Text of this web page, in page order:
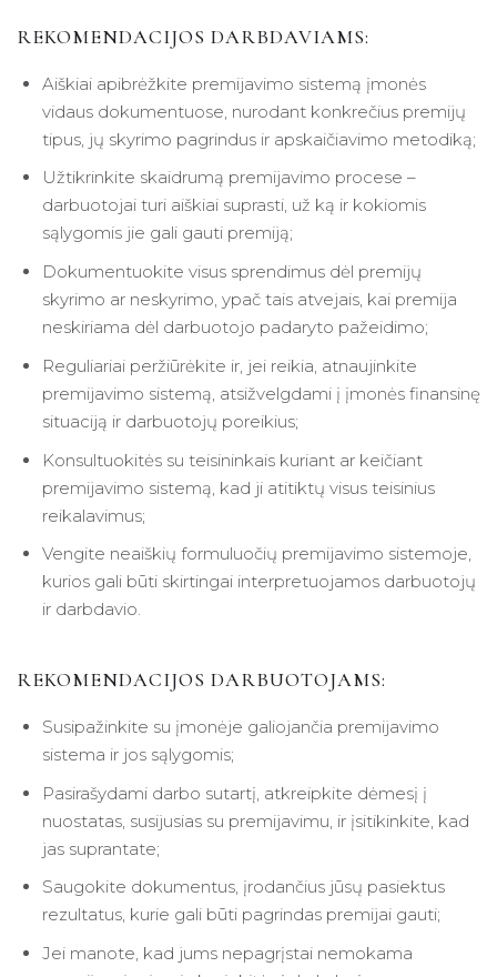
REKOMENDACIJOS DARBDAVIAMS:
Aiškiai apibrėžkite premijavimo sistemą įmonės
vidaus dokumentuose, nurodant konkrečius premijų
tipus, jų skyrimo pagrindus ir apskaičiavimo metodiką;
Užtikrinkite skaidrumą premijavimo procese –
darbuotojai turi aiškiai suprasti, už ką ir kokiomis
sąlygomis jie gali gauti premiją;
Dokumentuokite visus sprendimus dėl premijų
skyrimo ar neskyrimo, ypač tais atvejais, kai premija
neskiriama dėl darbuotojo padaryto pažeidimo;
Reguliariai peržiūrėkite ir, jei reikia, atnaujinkite
premijavimo sistemą, atsižvelgdami į įmonės finansinę
situaciją ir darbuotojų poreikius;
Konsultuokitės su teisininkais kuriant ar keičiant
premijavimo sistemą, kad ji atitiktų visus teisinius
reikalavimus;
Vengite neaiškių formuluočių premijavimo sistemoje,
kurios gali būti skirtingai interpretuojamos darbuotojų
ir darbdavio.
REKOMENDACIJOS DARBUOTOJAMS:
Susipažinkite su įmonėje galiojančia premijavimo
sistema ir jos sąlygomis;
Pasirašydami darbo sutartį, atkreipkite dėmesį į
nuostatas, susijusias su premijavimu, ir įsitikinkite, kad
jas suprantate;
Saugokite dokumentus, įrodančius jūsų pasiektus
rezultatus, kurie gali būti pagrindas premijai gauti;
Jei manote, kad jums nepagrįstai nemokama